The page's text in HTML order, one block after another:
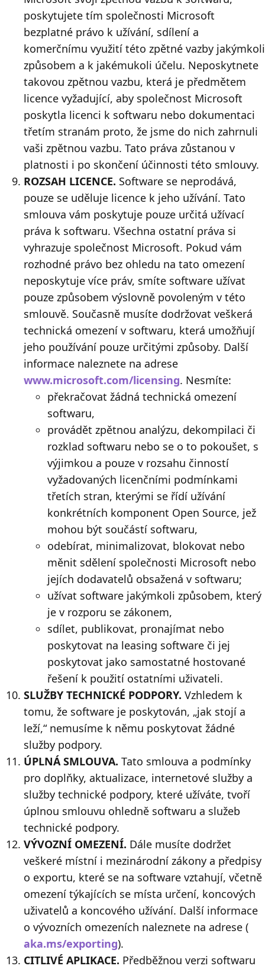
poskytujete tím společnosti Microsoft
bezplatné právo k užívání, sdílení a
komerčnímu využití této zpětné vazby jakýmkoli
způsobem a k jakémukoli účelu. Neposkytnete
takovou zpětnou vazbu, která je předmětem
licence vyžadující, aby společnost Microsoft
poskytla licenci k softwaru nebo dokumentaci
třetím stranám proto, že jsme do nich zahrnuli
vaši zpětnou vazbu. Tato práva zůstanou v
platnosti i po skončení účinnosti této smlouvy.
ROZSAH LICENCE. Software se neprodává,
pouze se uděluje licence k jeho užívání. Tato
smlouva vám poskytuje pouze určitá užívací
práva k softwaru. Všechna ostatní práva si
vyhrazuje společnost Microsoft. Pokud vám
rozhodné právo bez ohledu na tato omezení
neposkytuje více práv, smíte software užívat
pouze způsobem výslovně povoleným v této
smlouvě. Současně musíte dodržovat veškerá
technická omezení v softwaru, která umožňují
jeho používání pouze určitými způsoby. Další
informace naleznete na adrese
www.microsoft.com/licensing. Nesmíte:
překračovat žádná technická omezení
softwaru,
provádět zpětnou analýzu, dekompilaci či
rozklad softwaru nebo se o to pokoušet, s
výjimkou a pouze v rozsahu činností
vyžadovaných licenčními podmínkami
třetích stran, kterými se řídí užívání
konkrétních komponent Open Source, jež
mohou být součástí softwaru,
odebírat, minimalizovat, blokovat nebo
měnit sdělení společnosti Microsoft nebo
jejích dodavatelů obsažená v softwaru;
užívat software jakýmkoli způsobem, který
je v rozporu se zákonem,
sdílet, publikovat, pronajímat nebo
poskytovat na leasing software či jej
poskytovat jako samostatné hostované
řešení k použití ostatními uživateli.
SLUŽBY TECHNICKÉ PODPORY. Vzhledem k
tomu, že software je poskytován, „jak stojí a
leží,“ nemusíme k němu poskytovat žádné
služby podpory.
ÚPLNÁ SMLOUVA. Tato smlouva a podmínky
pro doplňky, aktualizace, internetové služby a
služby technické podpory, které užíváte, tvoří
úplnou smlouvu ohledně softwaru a služeb
technické podpory.
VÝVOZNÍ OMEZENÍ. Dále musíte dodržet
veškeré místní i mezinárodní zákony a předpisy
o exportu, které se na software vztahují, včetně
omezení týkajících se místa určení, koncových
uživatelů a koncového užívání. Další informace
o vývozních omezeních naleznete na adrese (
aka.ms/exporting).
CITLIVÉ APLIKACE. Předběžnou verzi softwaru